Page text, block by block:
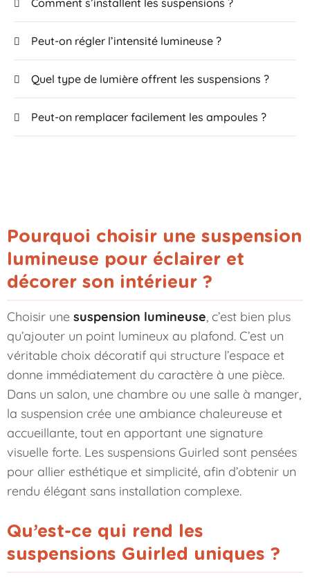
Comment s’installent les suspensions ?
Peut-on régler l’intensité lumineuse ?
Quel type de lumière offrent les suspensions ?
Peut-on remplacer facilement les ampoules ?
Pourquoi choisir une suspension
lumineuse pour éclairer et
décorer son intérieur ?
Choisir une suspension lumineuse , c’est bien plus
qu’ajouter un point lumineux au plafond. C’est un
véritable choix décoratif qui structure l’espace et
donne immédiatement du caractère à une pièce.
Dans un salon, une chambre ou une salle à manger,
la suspension crée une ambiance chaleureuse et
accueillante, tout en apportant une signature
visuelle forte. Les suspensions Guirled sont pensées
pour allier esthétique et simplicité, afin d’obtenir un
rendu élégant sans installation complexe.
Qu’est-ce qui rend les
suspensions Guirled uniques ?